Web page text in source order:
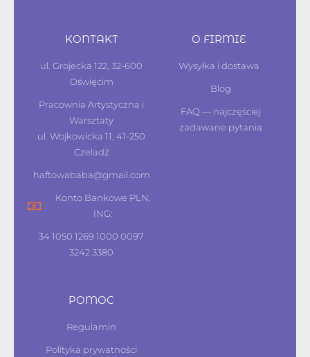
KONTAKT
ul. Grojecka 122, 32-600
Oświęcim
Pracownia Artystyczna i
Warsztaty
ul. Wojkowicka 11, 41-250
Czeladź
haftowababa@gmail.com
Konto Bankowe PLN,
ING:
34 1050 1269 1000 0097
3242 3380
O FIRMIE
Wysyłka i dostawa
Blog
FAQ — najczęściej
zadawane pytania
POMOC
Regulamin
Polityka prywatności